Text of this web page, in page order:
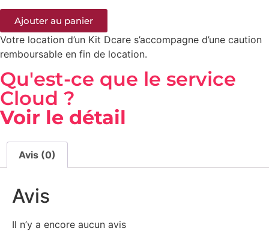
Ajouter au panier
Votre location d’un Kit Dcare s’accompagne d’une caution
remboursable en fin de location.
Qu'est-ce que le service
Cloud ?
Voir le détail
Avis (0)
Avis
Il n’y a encore aucun avis